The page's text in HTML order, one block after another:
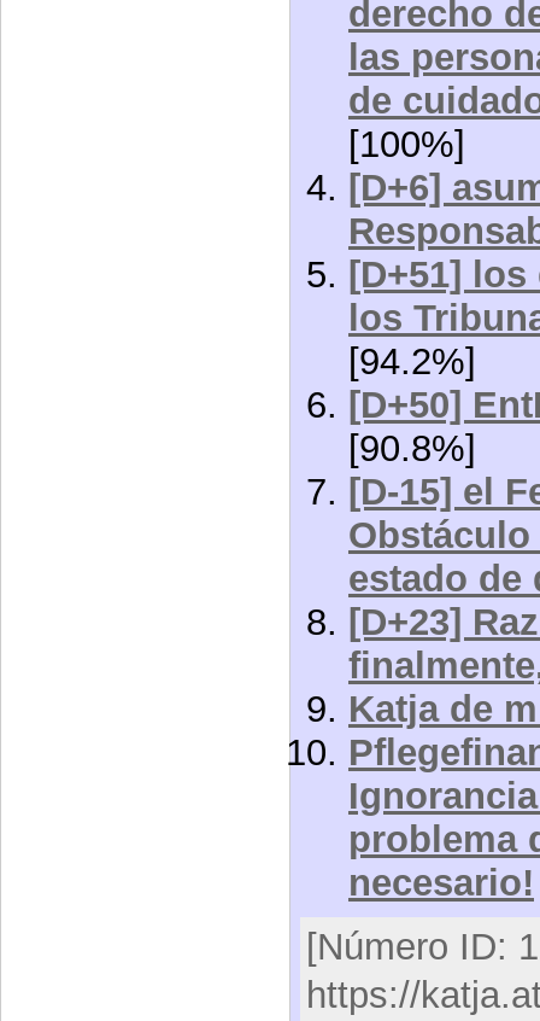
derecho
las
de
[100%]
[D+6]
[D+51]
los
[94.2%]
[D+50]
[90.8%]
[D-15] el
estado de
[D+23]
Katja de
problema
necesario!
[Número ID:
https://